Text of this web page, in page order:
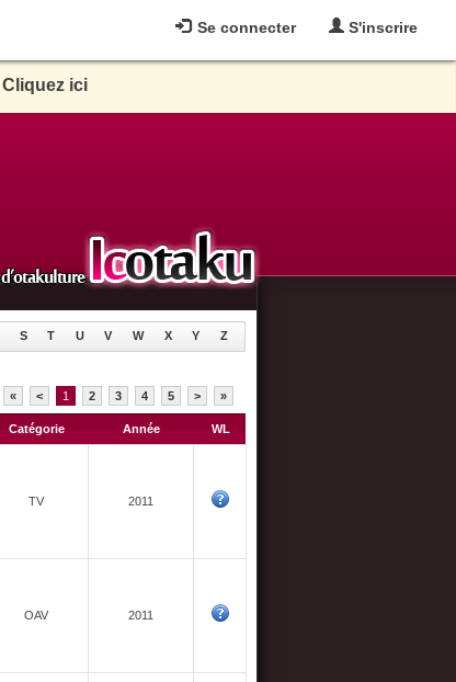
Se connecter S'inscrire
Cliquez ici
S T U V W X Y
Z
« < 1 2 3 4 5 > »
Catégorie Année WL
TV 2011
OAV 2011